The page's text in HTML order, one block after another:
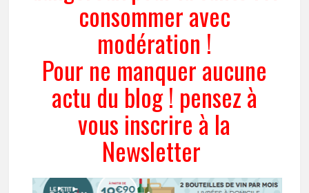
consommer avec
modération !
Pour ne manquer aucune
actu du blog ! pensez à
vous inscrire à la
Newsletter